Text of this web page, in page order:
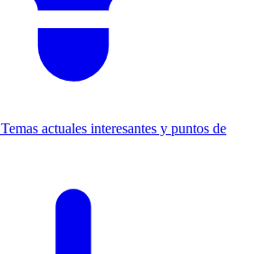
Temas actuales interesantes y puntos de